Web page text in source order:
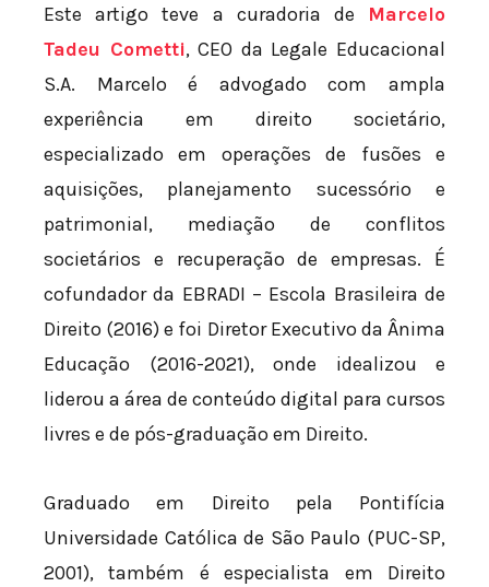
Este artigo teve a curadoria de Marcelo
Tadeu Cometti, CEO da Legale Educacional
S.A. Marcelo é advogado com ampla
experiência em direito societário,
especializado em operações de fusões e
aquisições, planejamento sucessório e
patrimonial, mediação de conflitos
societários e recuperação de empresas. É
cofundador da EBRADI – Escola Brasileira de
Direito (2016) e foi Diretor Executivo da Ânima
Educação (2016-2021), onde idealizou e
liderou a área de conteúdo digital para cursos
livres e de pós-graduação em Direito.
Graduado em Direito pela Pontifícia
Universidade Católica de São Paulo (PUC-SP,
2001), também é especialista em Direito